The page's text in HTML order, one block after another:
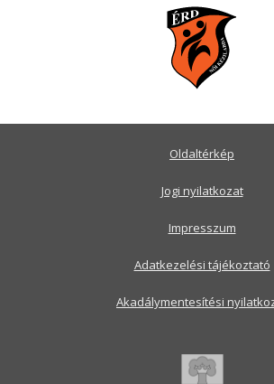
Oldaltérkép
Jogi nyilatkozat
Impresszum
Adatkezelési tájékoztató
Akadálymentesítési